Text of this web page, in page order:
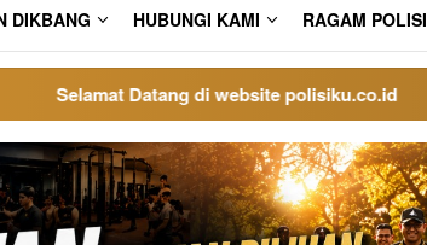
DIKBANG HUBUNGI KAMI RAGAM POLISI
Selamat Datang di website polisiku.co.id